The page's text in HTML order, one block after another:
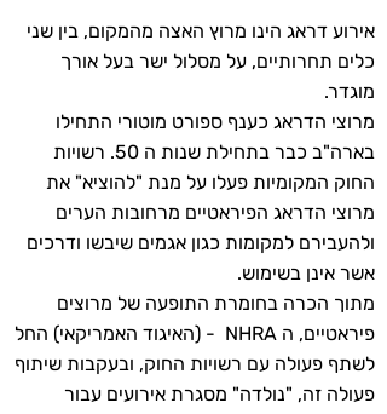
אירוע דראג הינו מרוץ האצה מהמקום, בין שני
כלים תחרותיים, על מסלול ישר בעל אורך
מוגדר.
מרוצי הדראג כענף ספורט מוטורי התחילו
בארה"ב כבר בתחילת שנות ה 50. רשויות
החוק המקומיות פעלו על מנת "להוציא" את
מרוצי הדראג הפיראטיים מרחובות הערים
ולהעבירם למקומות כגון אגמים שיבשו ודרכים
אשר אינן בשימוש.
מתוך הכרה בחומרת התופעה של מרוצים
פיראטיים, ה NHRA - (האיגוד האמריקאי) החל
לשתף פעולה עם רשויות החוק, ובעקבות שיתוף
פעולה זה, "נולדה" מסגרת אירועים עבור